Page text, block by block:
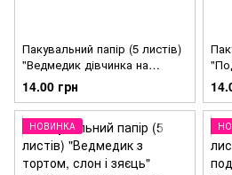
Пакувальний папір (5 листів)
"Ведмедик дівчинка на
сірому" (70*100 см)
14.00 грн
НОВИНКА